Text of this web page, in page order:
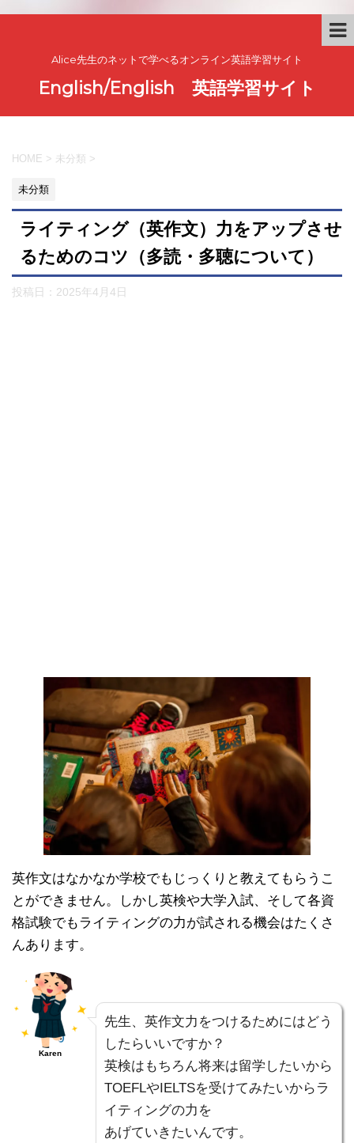
Alice先生のネットで学べるオンライン英語学習サイト
English/English 英語学習サイト
HOME > 未分類 >
未分類
ライティング（英作文）力をアップさせ
るためのコツ（多読・多聴について）
投稿日： 2025年4月4日
英作文はなかなか学校でもじっくりと教えてもらうこ
とができません。しかし英検や大学入試、そして各資
格試験でもライティングの力が試される機会はたくさ
んあります。
Karen
先生、英作文力をつけるためにはどう
したらいいですか？
英検はもちろん将来は留学したいから
TOEFLやIELTSを受けてみたいからラ
イティングの力を
あげていきたいんです。